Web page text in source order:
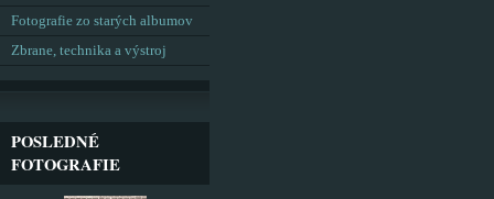
Fotografie zo starých albumov
Zbrane, technika a výstroj
POSLEDNÉ
FOTOGRAFIE